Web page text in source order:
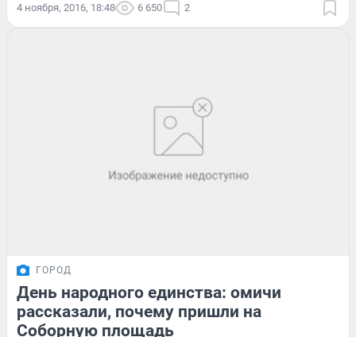
4 ноября, 2016, 18:48 6 650 2
ГОРОД
День народного единства: омичи
рассказали, почему пришли на
Соборную площадь